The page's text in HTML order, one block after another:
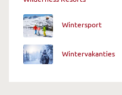
Wintersport
Wintervakanties